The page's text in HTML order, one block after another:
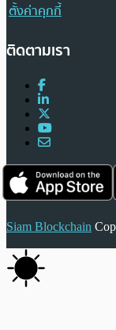
ตั้งค่าคุกกี้
ติดตามเรา
Siam Blockchain